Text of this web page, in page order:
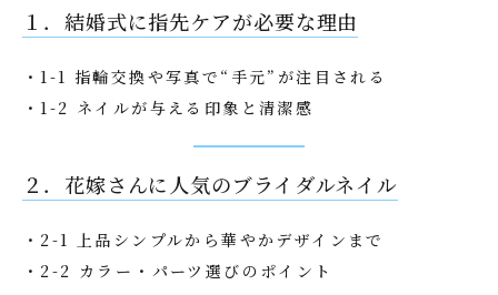
１．結婚式に指先ケアが必要な理由
・1-1 指輪交換や写真で“手元”が注目される
・1-2 ネイルが与える印象と清潔感
２．花嫁さんに人気のブライダルネイル
・2-1 上品シンプルから華やかデザインまで
・2-2 カラー・パーツ選びのポイント